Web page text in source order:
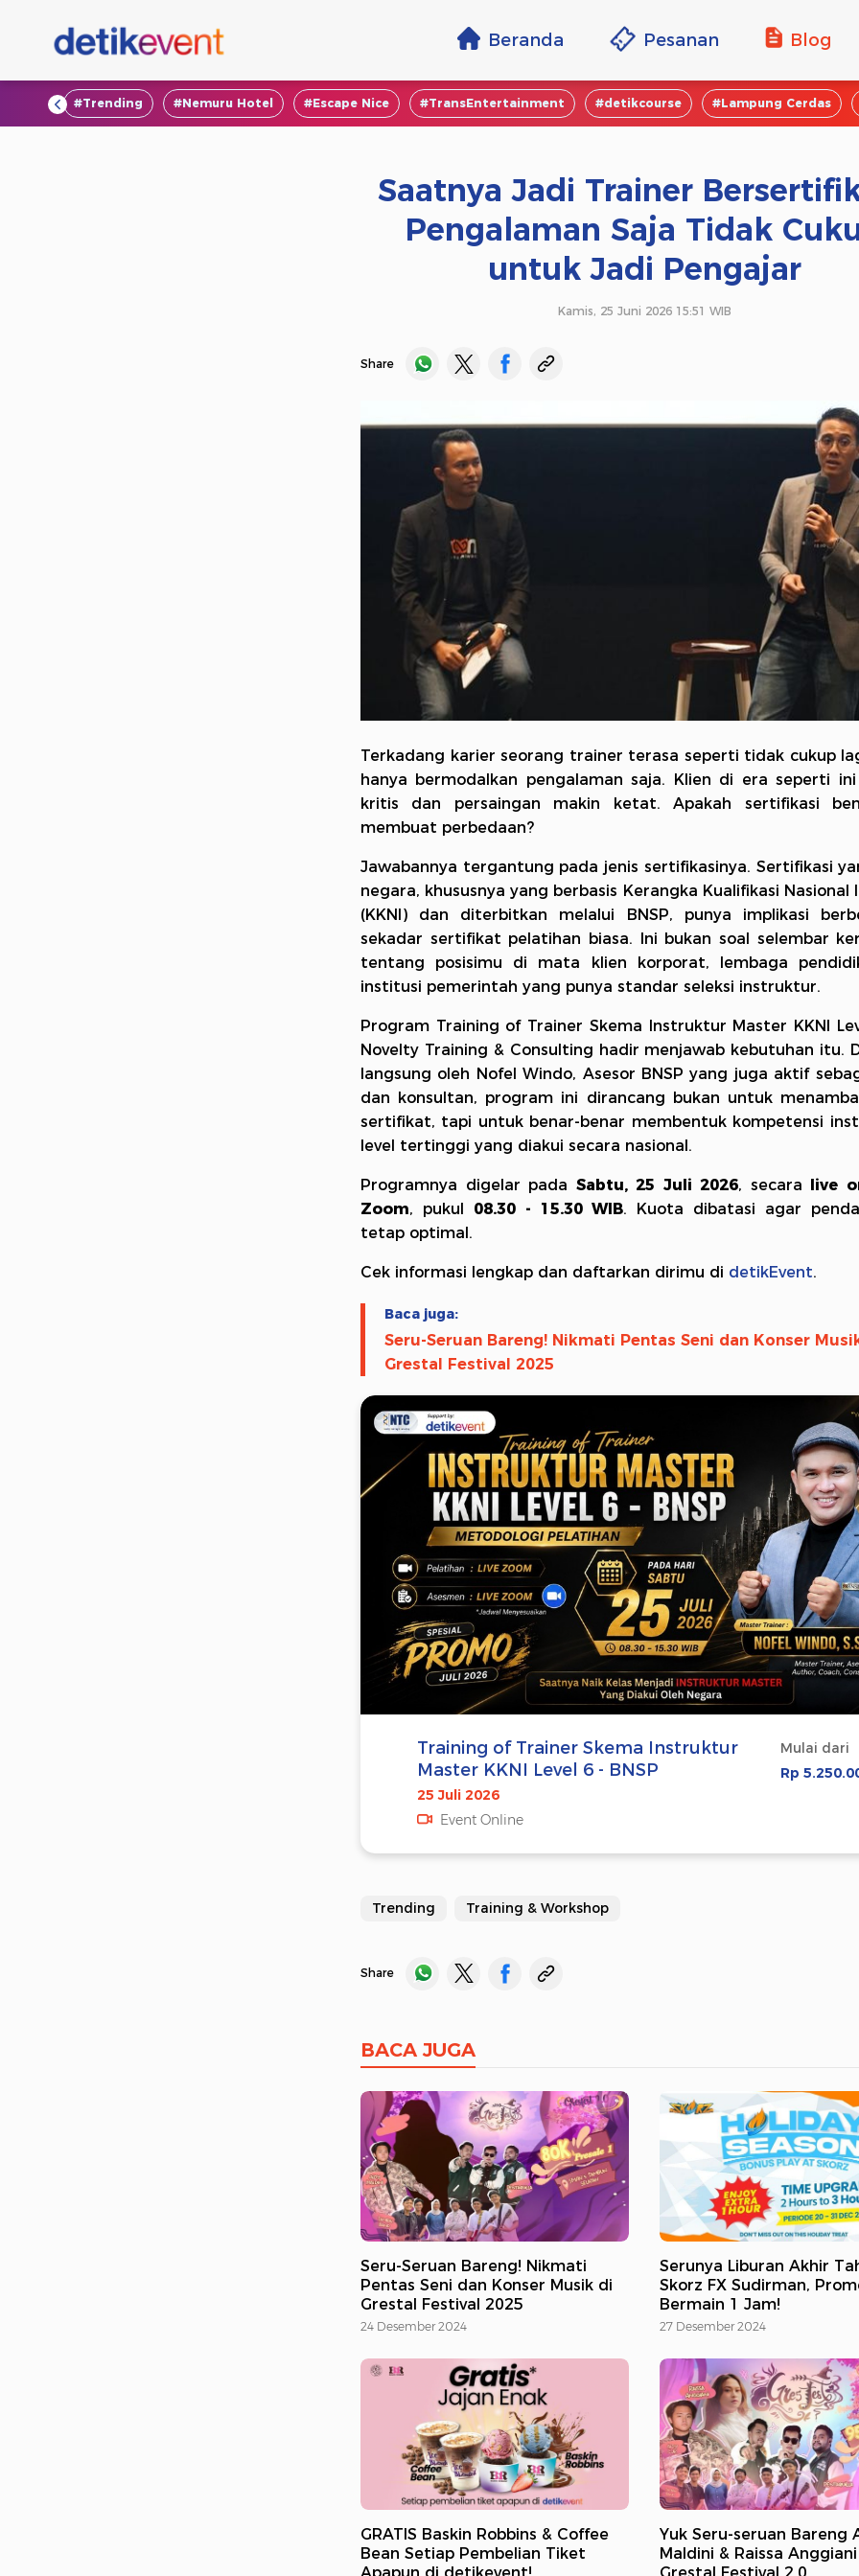
Beranda Pesanan Blog
#Trending #Nemuru Hotel #Escape Nice #TransEntertainment #detikcourse #Lampung Cerdas
Saatnya Jadi Trainer
Pengalaman Saja Tidak
untuk Jadi Pengajar
Kamis, 25 Juni 2026 15:51 WIB
Share
Terkadang karier seorang trainer terasa seperti tidak cukup
hanya bermodalkan pengalaman saja. Klien di era seperti ini
kritis dan persaingan makin ketat. Apakah sertifikasi
membuat perbedaan?
Jawabannya tergantung pada jenis sertifikasinya. Sertifikasi
negara, khususnya yang berbasis Kerangka Kualifikasi Nasional
(KKNI) dan diterbitkan melalui BNSP, punya implikasi
sekadar sertifikat pelatihan biasa. Ini bukan soal selembar
tentang posisimu di mata klien korporat, lembaga
institusi pemerintah yang punya standar seleksi instruktur.
Program Training of Trainer Skema Instruktur Master KKNI
Novelty Training & Consulting hadir menjawab kebutuhan itu.
langsung oleh Nofel Windo, Asesor BNSP yang juga aktif
dan konsultan, program ini dirancang bukan untuk
sertifikat, tapi untuk benar-benar membentuk kompetensi
level tertinggi yang diakui secara nasional.
Programnya digelar pada Sabtu, 25 Juli 2026, secara live
Zoom, pukul 08.30 - 15.30 WIB. Kuota dibatasi agar
tetap optimal.
Cek informasi lengkap dan daftarkan dirimu di detikEvent.
Baca juga:
Seru-Seruan Bareng! Nikmati Pentas Seni dan Konser
Grestal Festival 2025
Training of Trainer Skema Instruktur
Master KKNI Level 6 - BNSP
25 Juli 2026
Event Online
Mulai dari
Rp
Trending Training & Workshop
Share
BACA JUGA
Seru-Seruan Bareng! Nikmati
Pentas Seni dan Konser Musik di
Grestal Festival 2025
24 Desember 2024
Serunya Liburan Akhir
Skorz FX Sudirman,
Bermain 1 Jam!
27 Desember 2024
GRATIS Baskin Robbins & Coffee
Bean Setiap Pembelian Tiket
Apapun di detikevent!
Yuk Seru-seruan Bareng
Maldini & Raissa
Grestal Festival 2.0